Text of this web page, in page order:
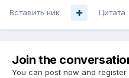
Вставить ник Цитата
Join the
You can post now and